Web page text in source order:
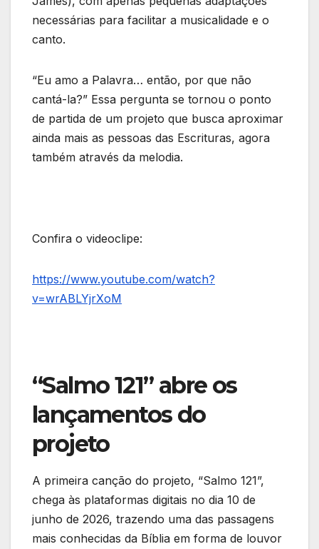
necessárias para facilitar a musicalidade e o
canto.
“Eu amo a Palavra… então, por que não
cantá-la?” Essa pergunta se tornou o ponto
de partida de um projeto que busca aproximar
ainda mais as pessoas das Escrituras, agora
também através da melodia.
Confira o videoclipe:
https://www.youtube.com/watch?
v=wrABLYjrXoM
“Salmo 121” abre os
lançamentos do
projeto
A primeira canção do projeto, “Salmo 121”,
chega às plataformas digitais no dia 10 de
junho de 2026, trazendo uma das passagens
mais conhecidas da Bíblia em forma de louvor